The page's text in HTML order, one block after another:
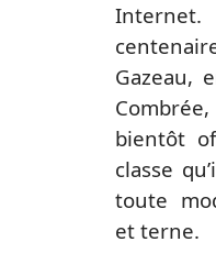
Gazeau,
bientôt
classe
toute
et terne.